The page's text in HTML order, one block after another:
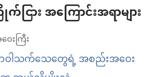
င့်
နေ
ပါ
တယ်)
ား အကြောင်းအရာများ
းကြီး
ဝါသက်သေတွေရဲ့ အစည်းအဝေး